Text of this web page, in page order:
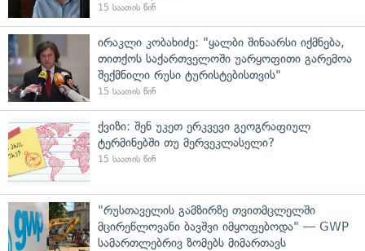
15 საათის წინ
ირაკლი კობახიძე: "ყალბი შინაარსი იქმნება,
თითქოს საქართველოში უარყოფითი გარემოა
შექმნილი რუსი ტურისტებისთვის"
15 საათის წინ
ქვიზი: შენ უკეთ ერკვევი გეოგრაფიულ
ტერმინებში თუ მერვეკლასელი?
15 საათის წინ
"რუსთაველის გამზირზე თვითმცლელში
მცირეწლოვანი ბავშვი იმყოფებოდა" — GWP
სამართლებრივ ზომებს მიმართავს